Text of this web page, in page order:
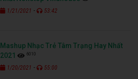
1/21/2021 - 53:42
Mashup Nhạc Trẻ Tâm Trạng Hay Nhất
2021
6010
1/20/2021 - 55:00